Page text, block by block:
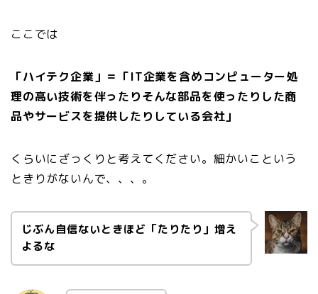
ここでは
「ハイテク企業」＝「IT企業を含めコンピューター処
理の高い技術を伴ったりそんな部品を使ったりした商
品やサービスを提供したりしている会社」
くらいにざっくりと考えてください。細かいこという
ときりがないんで、、、。
じぶん自信ないときほど「たりたり」増え
よるな